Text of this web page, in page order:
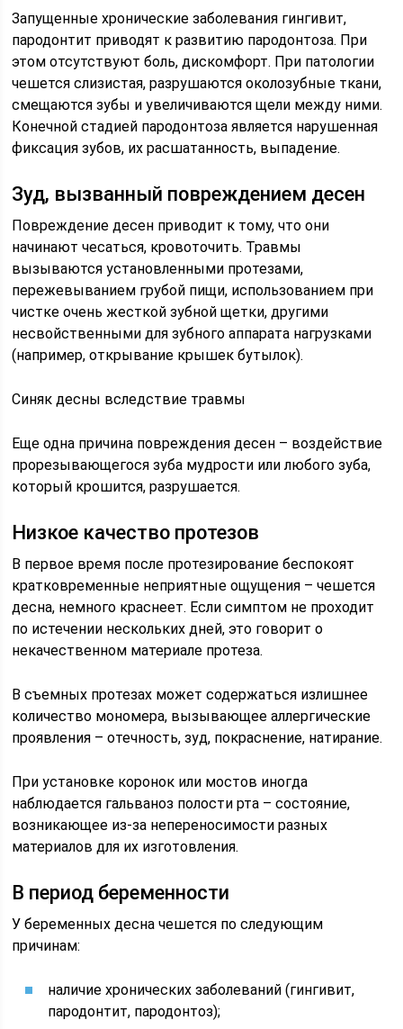
Запущенные хронические заболевания гингивит,
пародонтит приводят к развитию пародонтоза. При
этом отсутствуют боль, дискомфорт. При патологии
чешется слизистая, разрушаются околозубные ткани,
смещаются зубы и увеличиваются щели между ними.
Конечной стадией пародонтоза является нарушенная
фиксация зубов, их расшатанность, выпадение.
Зуд, вызванный повреждением десен
Повреждение десен приводит к тому, что они
начинают чесаться, кровоточить. Травмы
вызываются установленными протезами,
пережевыванием грубой пищи, использованием при
чистке очень жесткой зубной щетки, другими
несвойственными для зубного аппарата нагрузками
(например, открывание крышек бутылок).
Синяк десны вследствие травмы
Еще одна причина повреждения десен – воздействие
прорезывающегося зуба мудрости или любого зуба,
который крошится, разрушается.
Низкое качество протезов
В первое время после протезирование беспокоят
кратковременные неприятные ощущения – чешется
десна, немного краснеет. Если симптом не проходит
по истечении нескольких дней, это говорит о
некачественном материале протеза.
В съемных протезах может содержаться излишнее
количество мономера, вызывающее аллергические
проявления – отечность, зуд, покраснение, натирание.
При установке коронок или мостов иногда
наблюдается гальваноз полости рта – состояние,
возникающее из-за непереносимости разных
материалов для их изготовления.
В период беременности
У беременных десна чешется по следующим
причинам:
наличие хронических заболеваний (гингивит,
пародонтит, пародонтоз);